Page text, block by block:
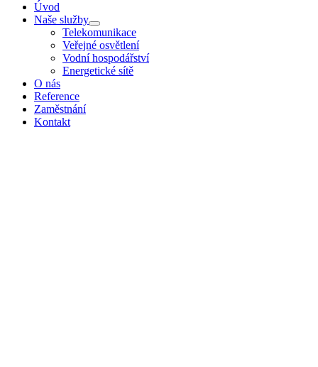
Úvod
Naše služby
Telekomunikace
Veřejné osvětlení
Vodní hospodářství
Energetické sítě
O nás
Reference
Zaměstnání
Kontakt